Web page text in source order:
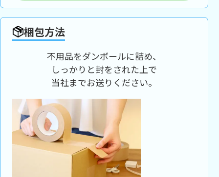
梱包方法
不用品をダンボールに詰め、
しっかりと封をされた上で
当社までお送りください。